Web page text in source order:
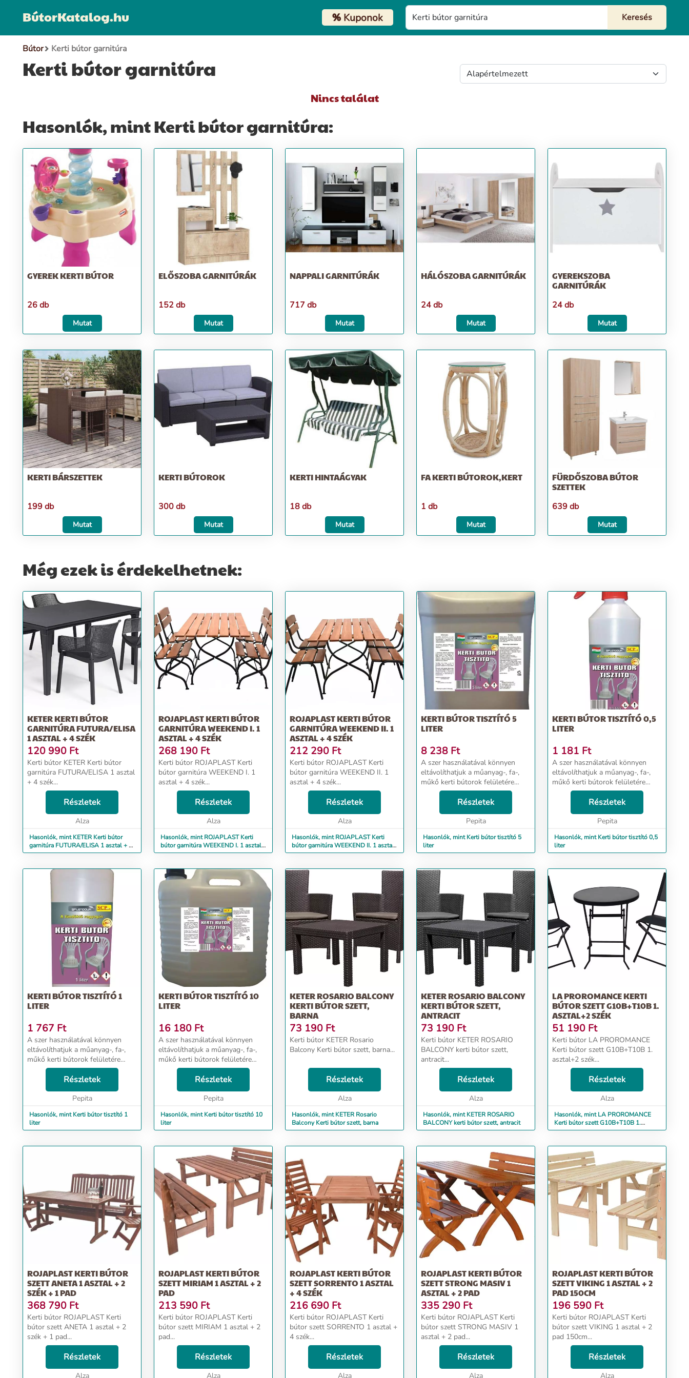
BútorKatalog.hu %Kuponok
Bútor Kerti bútor garnitúra
Kerti bútor garnitúra
Nincs találat
Hasonlók, mint Kerti bútor garnitúra:
GYEREK KERTI BÚTOR
26 db
Mutat
ELŐSZOBA GARNITÚRÁK
152 db
Mutat
NAPPALI GARNITÚRÁK
717 db
Mutat
HÁLÓSZOBA GARNITÚRÁK
24 db
Mutat
GYEREKSZOBA
GARNITÚRÁK
24 db
Mutat
KERTI BÁRSZETTEK
199 db
Mutat
KERTI BÚTOROK
300 db
Mutat
KERTI HINTAÁGYAK
18 db
Mutat
FA KERTI BÚTOROK,KERT
1 db
Mutat
FÜRDŐSZOBA BÚTOR
SZETTEK
639 db
Mutat
Még ezek is érdekelhetnek:
KETER KERTI BÚTOR
GARNITÚRA FUTURA/ELISA
1 ASZTAL + 4 SZÉK
120 990 Ft
Kerti bútor KETER Kerti bútor
garnitúra FUTURA/ELISA 1 asztal
+ 4 szék...
Részletek
Alza
Hasonlók, mint KETER Kerti bútor
garnitúra FUTURA/ELISA 1 asztal + 4
szék
ROJAPLAST KERTI BÚTOR
GARNITÚRA WEEKEND I. 1
ASZTAL + 4 SZÉK
268 190 Ft
Kerti bútor ROJAPLAST Kerti
bútor garnitúra WEEKEND I. 1
asztal + 4 szék...
Részletek
Alza
Hasonlók, mint ROJAPLAST Kerti
bútor garnitúra WEEKEND I. 1 asztal
+ 4 szék
ROJAPLAST KERTI BÚTOR
GARNITÚRA WEEKEND II. 1
ASZTAL + 4 SZÉK
212 290 Ft
Kerti bútor ROJAPLAST Kerti
bútor garnitúra WEEKEND II. 1
asztal + 4 szék...
Részletek
Alza
Hasonlók, mint ROJAPLAST Kerti
bútor garnitúra WEEKEND II. 1 asztal
+ 4 szék
KERTI BÚTOR TISZTÍTÓ 5
LITER
8 238 Ft
A szer használatával könnyen
eltávolíthatjuk a műanyag-, fa-,
műkő kerti bútorok felületére
került szennyeződéseket. A
slpendour® KERTI BÚTOR
TISZTÍTÓ speciális tisztítószer. A
szer használatával ...
Részletek
Pepita
Hasonlók, mint Kerti bútor tisztító 5
liter
KERTI BÚTOR TISZTÍTÓ 0,5
LITER
1 181 Ft
A szer használatával könnyen
eltávolíthatjuk a műanyag-, fa-,
műkő kerti bútorok felületére
került szennyeződéseket. A
slpendour® KERTI BÚTOR
TISZTÍTÓ speciális tisztítószer. A
szer használatával ...
Részletek
Pepita
Hasonlók, mint Kerti bútor tisztító 0,5
liter
KERTI BÚTOR TISZTÍTÓ 1
LITER
1 767 Ft
A szer használatával könnyen
eltávolíthatjuk a műanyag-, fa-,
műkő kerti bútorok felületére
került szennyeződéseket. A
slpendour® KERTI BÚTOR
TISZTÍTÓ speciális tisztítószer. A
szer használatával ...
Részletek
Pepita
Hasonlók, mint Kerti bútor tisztító 1
liter
KERTI BÚTOR TISZTÍTÓ 10
LITER
16 180 Ft
A szer használatával könnyen
eltávolíthatjuk a műanyag-, fa-,
műkő kerti bútorok felületére
került szennyeződéseket. A
slpendour® KERTI BÚTOR
TISZTÍTÓ speciális tisztítószer. A
szer használatával ...
Részletek
Pepita
Hasonlók, mint Kerti bútor tisztító 10
liter
KETER ROSARIO BALCONY
KERTI BÚTOR SZETT,
BARNA
73 190 Ft
Kerti bútor KETER Rosario
Balcony Kerti bútor szett, barna...
Részletek
Alza
Hasonlók, mint KETER Rosario
Balcony Kerti bútor szett, barna
KETER ROSARIO BALCONY
KERTI BÚTOR SZETT,
ANTRACIT
73 190 Ft
Kerti bútor KETER ROSARIO
BALCONY kerti bútor szett,
antracit...
Részletek
Alza
Hasonlók, mint KETER ROSARIO
BALCONY kerti bútor szett, antracit
LA PROROMANCE KERTI
BÚTOR SZETT G10B+T10B 1.
ASZTAL+2 SZÉK
51 190 Ft
Kerti bútor LA PROROMANCE
Kerti bútor szett G10B+T10B 1.
asztal+2 szék...
Részletek
Alza
Hasonlók, mint LA PROROMANCE
Kerti bútor szett G10B+T10B 1.
asztal+2 szék
ROJAPLAST KERTI BÚTOR
SZETT ANETA 1 ASZTAL + 2
SZÉK + 1 PAD
368 790 Ft
Kerti bútor ROJAPLAST Kerti
bútor szett ANETA 1 asztal + 2
szék + 1 pad...
Részletek
Alza
ROJAPLAST KERTI BÚTOR
SZETT MIRIAM 1 ASZTAL + 2
PAD
213 590 Ft
Kerti bútor ROJAPLAST Kerti
bútor szett MIRIAM 1 asztal + 2
pad...
Részletek
Alza
ROJAPLAST KERTI BÚTOR
SZETT SORRENTO 1 ASZTAL
+ 4 SZÉK
216 690 Ft
Kerti bútor ROJAPLAST Kerti
bútor szett SORRENTO 1 asztal +
4 szék...
Részletek
Alza
ROJAPLAST KERTI BÚTOR
SZETT STRONG MASIV 1
ASZTAL + 2 PAD
335 290 Ft
Kerti bútor ROJAPLAST Kerti
bútor szett STRONG MASIV 1
asztal + 2 pad...
Részletek
Alza
ROJAPLAST KERTI BÚTOR
SZETT VIKING 1 ASZTAL + 2
PAD 150CM
196 590 Ft
Kerti bútor ROJAPLAST Kerti
bútor szett VIKING 1 asztal + 2
pad 150cm...
Részletek
Alza